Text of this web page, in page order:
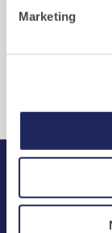
Marketing
Dienstag –
Aktuelles